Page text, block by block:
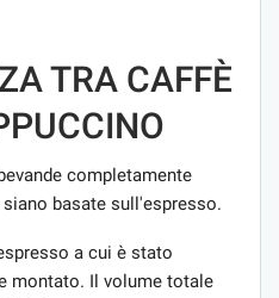
TRA CAFFÈ
completamente
basate sull'espresso.
a cui è stato
montato. Il volume totale